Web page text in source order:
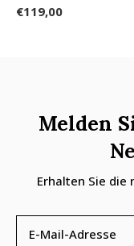
€119,00
Melden
Erhalten Sie die